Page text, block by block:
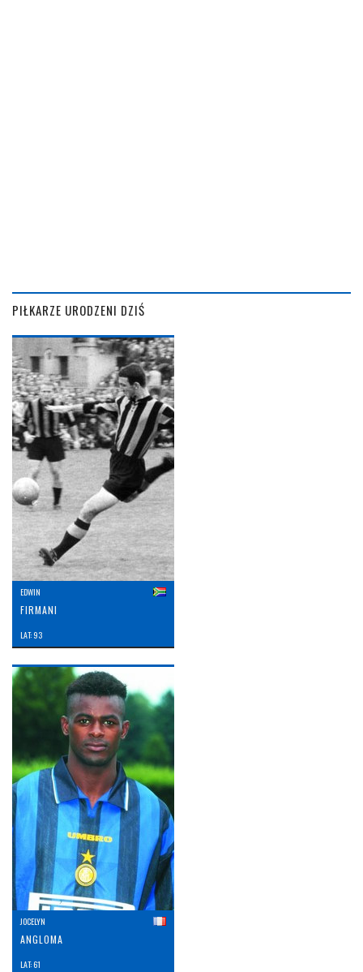
PIŁKARZE URODZENI DZIŚ
EDWIN
FIRMANI
LAT: 93
JOCELYN
ANGLOMA
LAT: 61